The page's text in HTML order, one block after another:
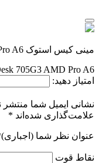
مینی کیس استوک Elite Desk 705G3 AMD Pro A6 سایز SFF
705G3 AMD Pro A6
امتیاز دهید:
نشانی ایمیل شما منتشر
علامت‌گذاری شده‌اند *
عنوان نظر شما (اجباری)
نقاط قوت